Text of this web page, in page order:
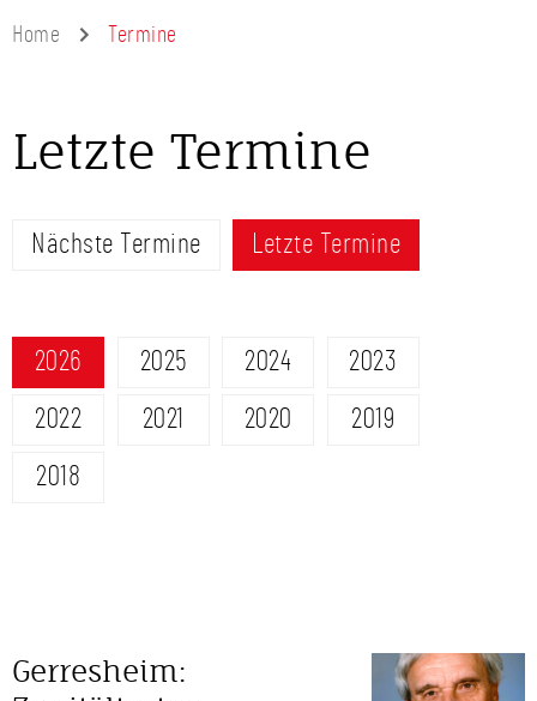
Home Termine
Letzte Termine
Nächste Termine Letzte Termine
2026 2025 2024
2023
2022
2021 2020
2019
2018
Gerresheim: